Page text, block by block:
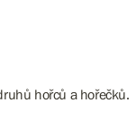
hořců a hořečků.